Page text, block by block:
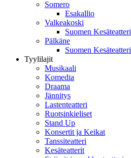
Somero
Esakallio
Valkeakoski
Suomen Kesäteatteri
Pälkäne
Suomen Kesäteatteri
Tyylilajit
Musikaali
Komedia
Draama
Jännitys
Lastenteatteri
Ruotsinkieliset
Stand Up
Konsertit ja Keikat
Tanssiteatteri
Kesäteatterit